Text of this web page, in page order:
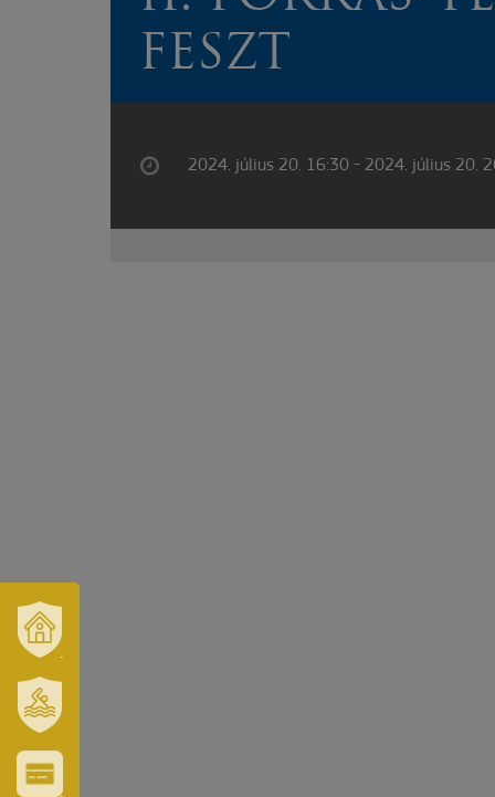
ÉS
TÉRSÉGÜNK
ERZSÉBET
GYÓGYFÜRDŐ
FESZT
2024. július 20. 16:30 - 2024. július 20.